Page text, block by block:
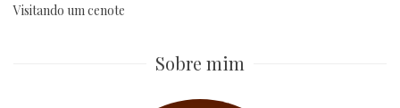
Visitando um cenote
Sobre mim